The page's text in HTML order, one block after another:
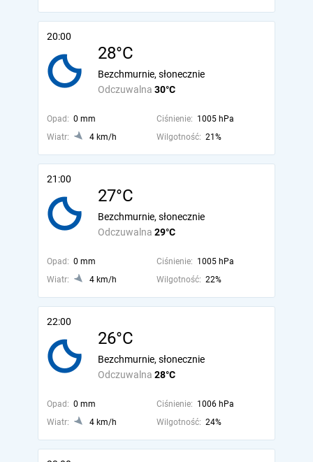
20:00
28°C
Odczuwalna 30°C
Bezchmurnie, słonecznie
Opad: 0 mm Ciśnienie: 1005 hPa
Wiatr:
4 km/h Wilgotność: 21%
21:00
27°C
Odczuwalna 29°C
Bezchmurnie, słonecznie
Opad: 0 mm Ciśnienie: 1005 hPa
Wiatr:
4 km/h Wilgotność: 22%
22:00
26°C
Odczuwalna 28°C
Bezchmurnie, słonecznie
Opad: 0 mm Ciśnienie: 1006 hPa
Wiatr:
4 km/h Wilgotność: 24%